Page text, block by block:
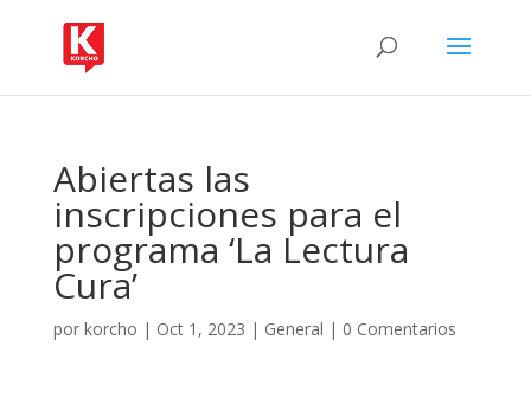
Abiertas las
inscripciones para el
programa ‘La Lectura
Cura’
por korcho | Oct 1, 2023 | General | 0 Comentarios